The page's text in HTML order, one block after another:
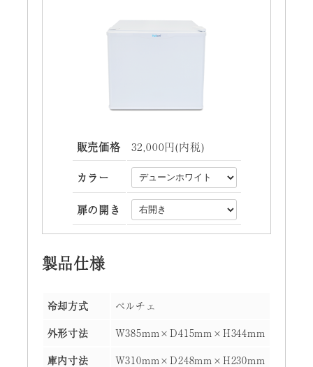
販売価格 32,000円(内税)
カラー
扉の開き
製品仕様
冷却方式
ペルチェ
外形寸法
W385mm×D415mm×H344mm
庫内寸法
W310mm×D248mm×H230mm